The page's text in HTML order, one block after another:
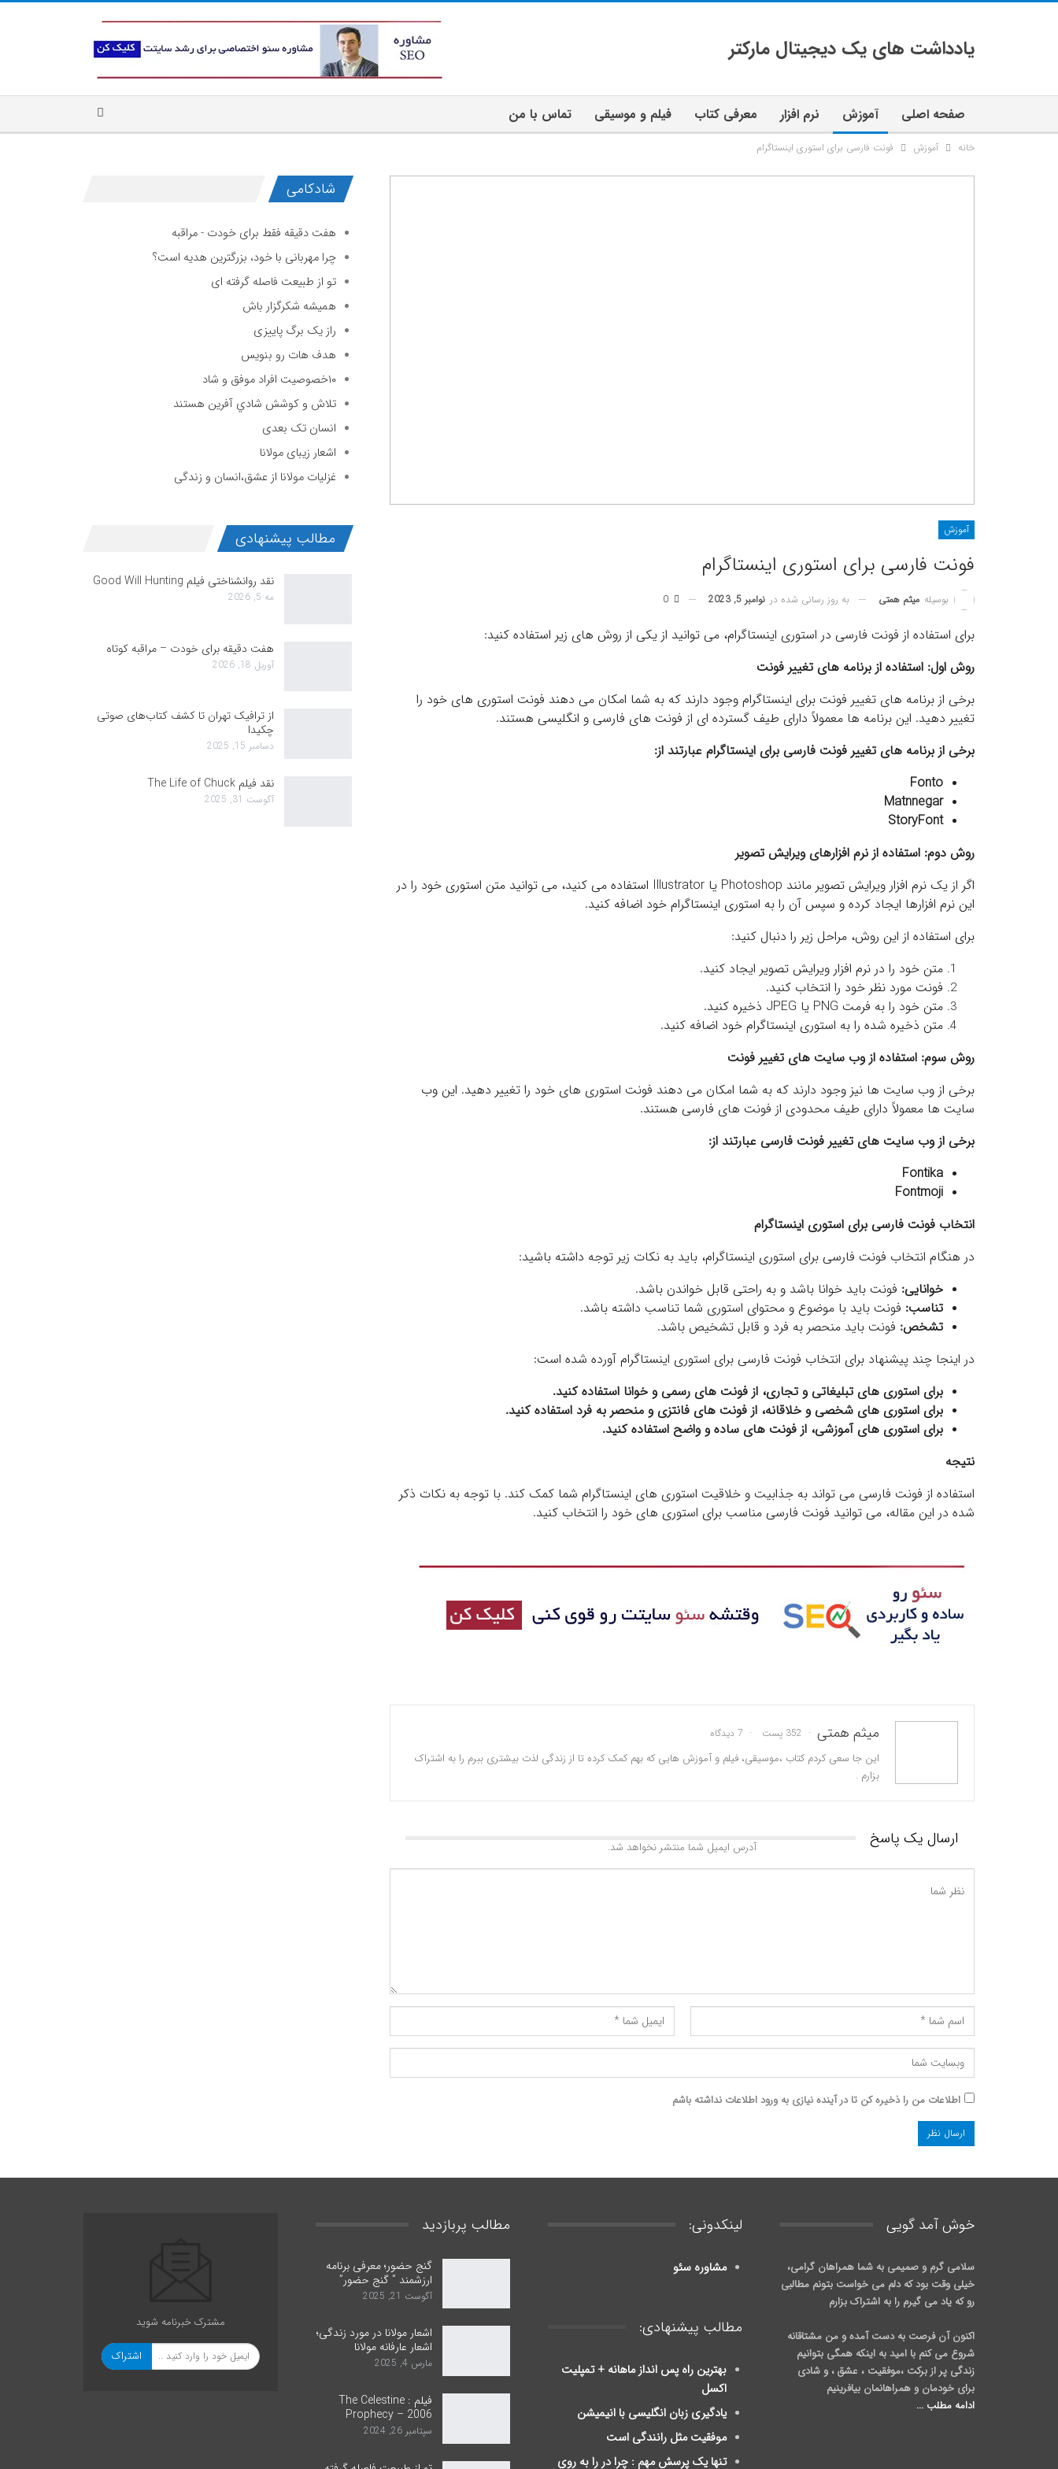
یادداشت های یک دیجیتال مارکتر
صفحه اصلی آموزش نرم افزار معرفی کتاب فیلم و موسیقی تماس با من
خانه آموزش فونت فارسی برای استوری اینستاگرام
آموزش
فونت فارسی برای استوری اینستاگرام
بوسیله میثم همتی به روز رسانی شده در نوامبر 5, 2023
برای استفاده از فونت فارسی در استوری اینستاگرام، می توانید از یکی از روش های زیر استفاده کنید:
روش اول: استفاده از برنامه های تغییر فونت
برخی از برنامه های تغییر فونت برای اینستاگرام وجود دارند که به شما امکان می دهند فونت استوری های خود را
تغییر دهید. این برنامه ها معمولاً دارای طیف گسترده ای از فونت های فارسی و انگلیسی هستند.
برخی از برنامه های تغییر فونت فارسی برای اینستاگرام عبارتند از:
Fonto
Matnnegar
StoryFont
روش دوم: استفاده از نرم افزارهای ویرایش تصویر
اگر از یک نرم افزار ویرایش تصویر مانند Photoshop یا Illustrator استفاده می کنید، می توانید متن استوری خود را در
این نرم افزارها ایجاد کرده و سپس آن را به استوری اینستاگرام خود اضافه کنید.
برای استفاده از این روش، مراحل زیر را دنبال کنید:
متن خود را در نرم افزار ویرایش تصویر ایجاد کنید.
فونت مورد نظر خود را انتخاب کنید.
متن خود را به فرمت PNG یا JPEG ذخیره کنید.
متن ذخیره شده را به استوری اینستاگرام خود اضافه کنید.
روش سوم: استفاده از وب سایت های تغییر فونت
برخی از وب سایت ها نیز وجود دارند که به شما امکان می دهند فونت استوری های خود را تغییر دهید. این وب
سایت ها معمولاً دارای طیف محدودی از فونت های فارسی هستند.
برخی از وب سایت های تغییر فونت فارسی عبارتند از:
Fontika
Fontmoji
انتخاب فونت فارسی برای استوری اینستاگرام
در هنگام انتخاب فونت فارسی برای استوری اینستاگرام، باید به نکات زیر توجه داشته باشید:
خوانایی: فونت باید خوانا باشد و به راحتی قابل خواندن باشد.
تناسب: فونت باید با موضوع و محتوای استوری شما تناسب داشته باشد.
تشخص: فونت باید منحصر به فرد و قابل تشخیص باشد.
در اینجا چند پیشنهاد برای انتخاب فونت فارسی برای استوری اینستاگرام آورده شده است:
برای استوری های تبلیغاتی و تجاری، از فونت های رسمی و خوانا استفاده کنید.
برای استوری های شخصی و خلاقانه، از فونت های فانتزی و منحصر به فرد استفاده کنید.
برای استوری های آموزشی، از فونت های ساده و واضح استفاده کنید.
نتیجه
استفاده از فونت فارسی می تواند به جذابیت و خلاقیت استوری های اینستاگرام شما کمک کند. با توجه به نکات ذکر
شده در این مقاله، می توانید فونت فارسی مناسب برای استوری های خود را انتخاب کنید.
میثم همتی 352 پست 7 دیدگاه
این جا سعی کردم کتاب ،موسیقی، فیلم و آموزش هایی که بهم کمک کرده تا از زندگی لذت بیشتری ببرم را به اشتراک
بزارم .
ارسال یک پاسخ آدرس ایمیل شما منتشر نخواهد شد.
اطلاعات من را ذخیره کن تا در آینده نیازی به ورود اطلاعات نداشته باشم
شادکامی
هفت دقیقه فقط برای خودت - مراقبه
چرا مهربانی با خود، بزرگترین هدیه است؟
تو از طبیعت فاصله گرفته ای
همیشه شکرگزار باش
راز یک برگ پاییزی
هدف هات رو بنویس
۱۰خصوصیت افراد موفق و شاد
تلاش و كوشش شادي آفرين هستند
انسان تک بعدی
اشعار زیبای مولانا
غزلیات مولانا از عشق،انسان و زندگی
مطالب پیشنهادی
نقد روانشناختی فیلم Good Will Hunting
مه 5, 2026
هفت دقیقه برای خودت – مراقبه کوتاه
آوریل 18, 2026
از ترافیک تهران تا کشف کتاب‌های صوتی
چکیدا
دسامبر 15, 2025
نقد فیلم The Life of Chuck
آگوست 31, 2025
خوش آمد گويی
سلامی گرم و صمیمی به شما همراهان گرامی،
خیلی وقت بود که دلم می خواست بتونم مطالبی
رو که یاد می گیرم را به اشتراک بزارم
اکنون آن فرصت به دست آمده و من مشتاقانه
شروع می کنم با امید به اینکه همگی بتوانیم
زندگی پر از برکت ،موفقیت ، عشق ، و شادی
برای خودمان و همراهانمان بیافرینیم
ادامه مطلب ...
لینکدونی:
مشاوره سئو
مطالب پیشنهادی:
بهترین راه پس انداز ماهانه + تمپلیت
اکسل
یادگیری زبان انگلیسی با انیمیشن
موفقیت مثل رانندگی است
تنها یک پرسش مهم : چرا در را به روی
مطالب پربازدید
گنج حضور؛ معرفی برنامه
ارزشمند ” گنج حضور”
آگوست 21, 2025
اشعار مولانا در مورد زندگی؛
اشعار عارفانه مولانا
مارس 4, 2025
فیلم : The Celestine
Prophecy – 2006
سپتامبر 26, 2024
مشترک خبرنامه شوید
اشتراک